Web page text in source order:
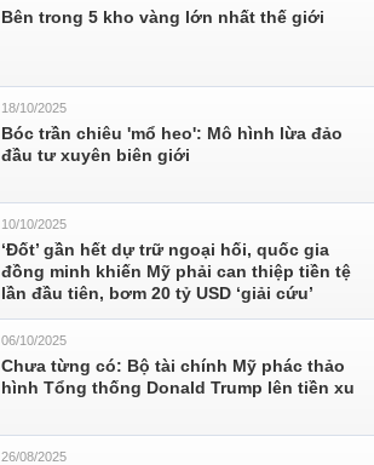
Bên trong 5 kho vàng lớn nhất thế giới
18/10/2025
Bóc trần chiêu 'mổ heo': Mô hình lừa đảo
đầu tư xuyên biên giới
10/10/2025
‘Đốt’ gần hết dự trữ ngoại hối, quốc gia
đồng minh khiến Mỹ phải can thiệp tiền tệ
lần đầu tiên, bơm 20 tỷ USD ‘giải cứu’
06/10/2025
Chưa từng có: Bộ tài chính Mỹ phác thảo
hình Tổng thống Donald Trump lên tiền xu
26/08/2025